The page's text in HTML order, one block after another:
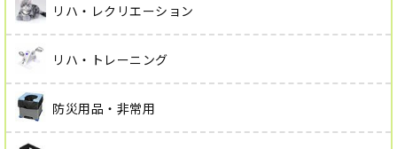
リハ・レクリエーション
リハ・トレーニング
防災用品・非常用